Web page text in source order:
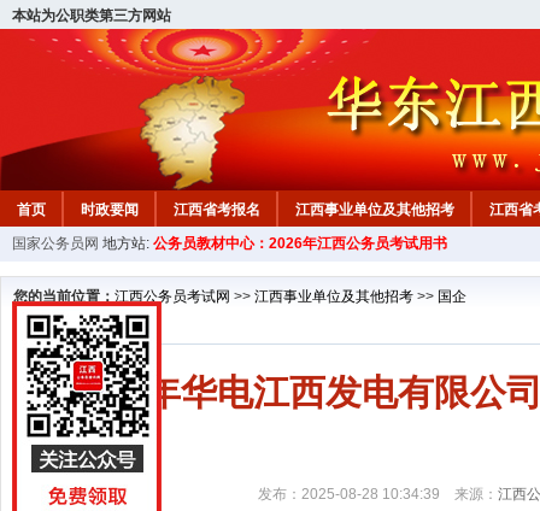
本站为公职类第三方网站
首页 时政要闻 江西省考报名 江西事业单位及其他招考 江西省
教材中心
国家公务员网 地方站: 公务员教材中心：2026年江西公务员考试用书
您的当前位置： 江西公务员考试网 >> 江西事业单位及其他招考 >> 国企
2025年华电江西发电有限公
发布：2025-08-28 10:34:39 来源： 江西